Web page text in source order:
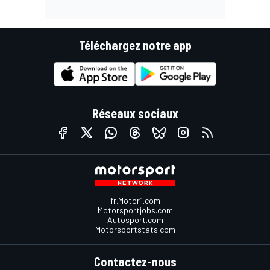
Téléchargez notre app
Réseaux sociaux
fr.Motor1.com
Motorsportjobs.com
Autosport.com
Motorsportstats.com
Contactez-nous